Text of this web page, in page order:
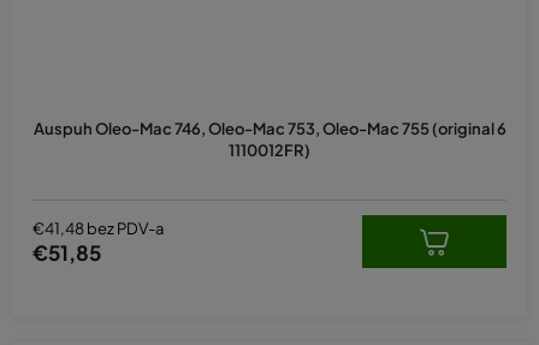
Auspuh Oleo-Mac 746, Oleo-Mac 753, Oleo-Mac 755 (original 6
1110012FR)
€41,48 bez PDV-a
€51,85